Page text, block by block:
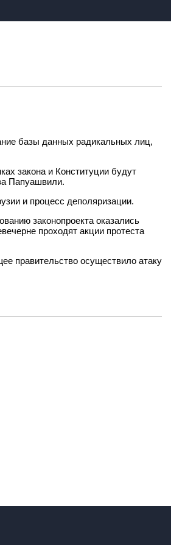
базы данных радикальных лиц,
закона и Конституции будут
Папуашвили.
и процесс деполяризации.
законопроекта оказались
проходят акции протеста
правительство осуществило атаку